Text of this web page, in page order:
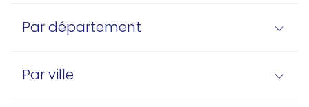
Par département
Par ville